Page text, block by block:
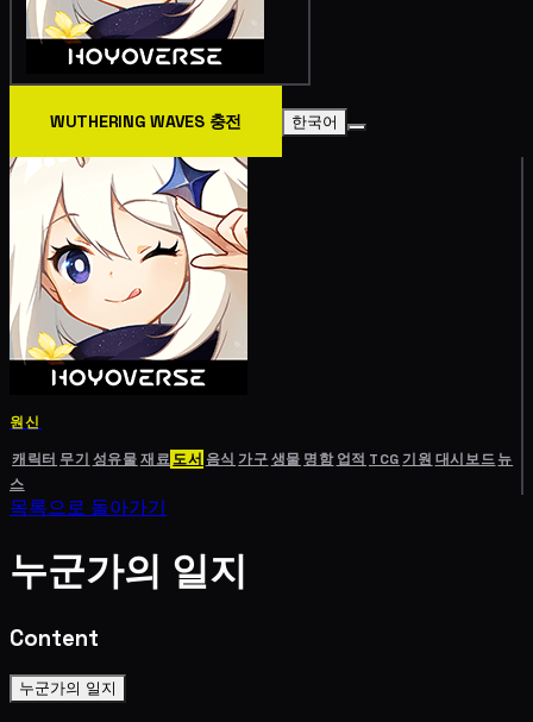
WUTHERING WAVES 충전 한국어
원신
캐릭터 무기 성유물재료도서 음식 가구생물 명함 업적 TCG기원 대시보드뉴
스
목록으로 돌아가기
누군가의 일지
Content
누군가의 일지